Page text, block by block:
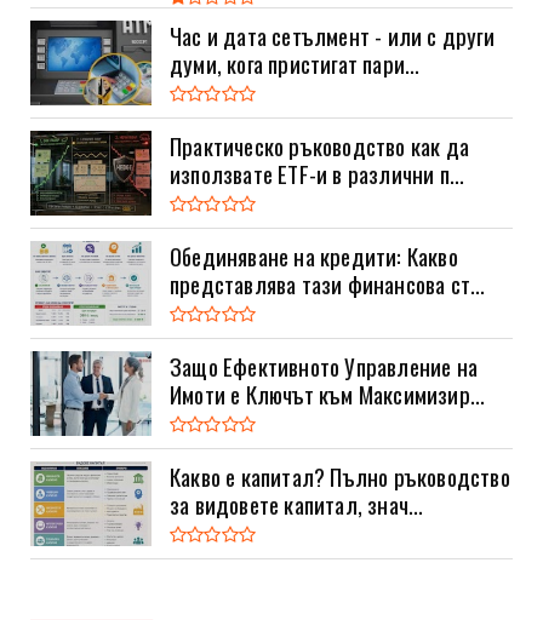
Час и дата сетълмент - или с други
думи, кога пристигат пари...
Практическо ръководство как да
използвате ETF-и в различни п...
Обединяване на кредити: Какво
представлява тази финансова ст...
Защо Ефективното Управление на
Имоти е Ключът към Максимизир...
Какво е капитал? Пълно ръководство
за видовете капитал, знач...